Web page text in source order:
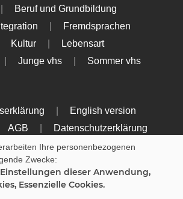
Beruf und Grundbildung
Fremdsprachen
Kultur
Lebensart
Junge vhs Sommer vhs
English version
AGB
Datenschutzerklärung
Ihre personenbezogenen
Zwecke:
dieser Anwendung,
Essenzielle Cookies.